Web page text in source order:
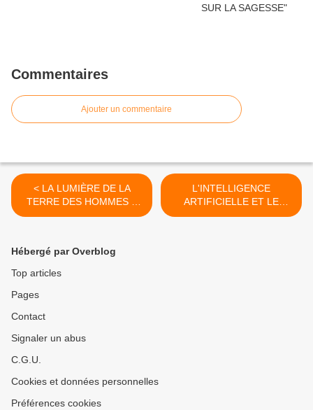
Commentaires
Ajouter un commentaire
< LA LUMIÈRE DE LA
TERRE DES HOMMES À
LORIENT
L'INTELLIGENCE
ARTIFICIELLE ET LE
POUVOIR DE DIRE NON !
Hébergé par Overblog
Top articles
Pages
Contact
Signaler un abus
C.G.U.
Cookies et données personnelles
Préférences cookies